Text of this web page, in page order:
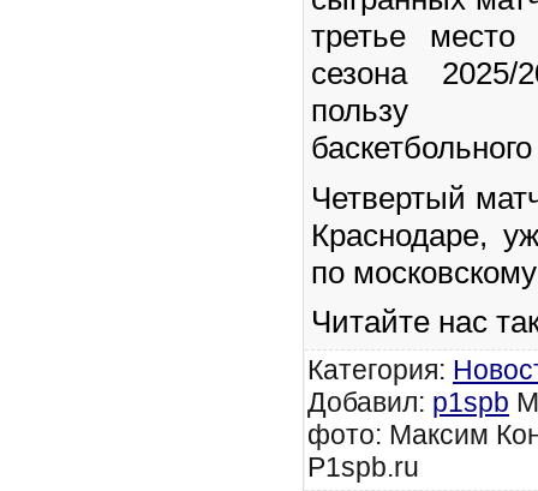
третье
сезона
пользу
Четвертый
Краснодаре,
по
Читайте нас
Категория:
Добавил: p1spb
фото: Максим
P1spb.ru